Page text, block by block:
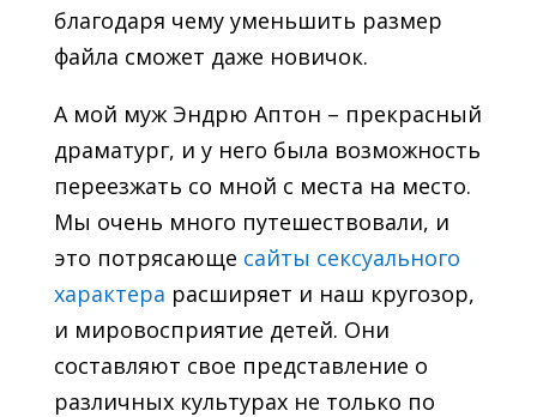
благодаря чему уменьшить размер
файла сможет даже новичок.
А мой муж Эндрю Аптон – прекрасный
драматург, и у него была возможность
переезжать со мной с места на место.
Мы очень много путешествовали, и
это потрясающе сайты сексуального
характера расширяет и наш кругозор,
и мировосприятие детей. Они
составляют свое представление о
различных культурах не только по